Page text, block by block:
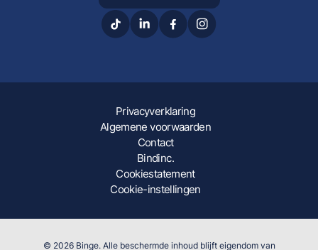
Privacyverklaring
Algemene voorwaarden
Contact
Bindinc.
Cookiestatement
Cookie-instellingen
© 2026 Binge. Alle beschermde inhoud blijft eigendom van